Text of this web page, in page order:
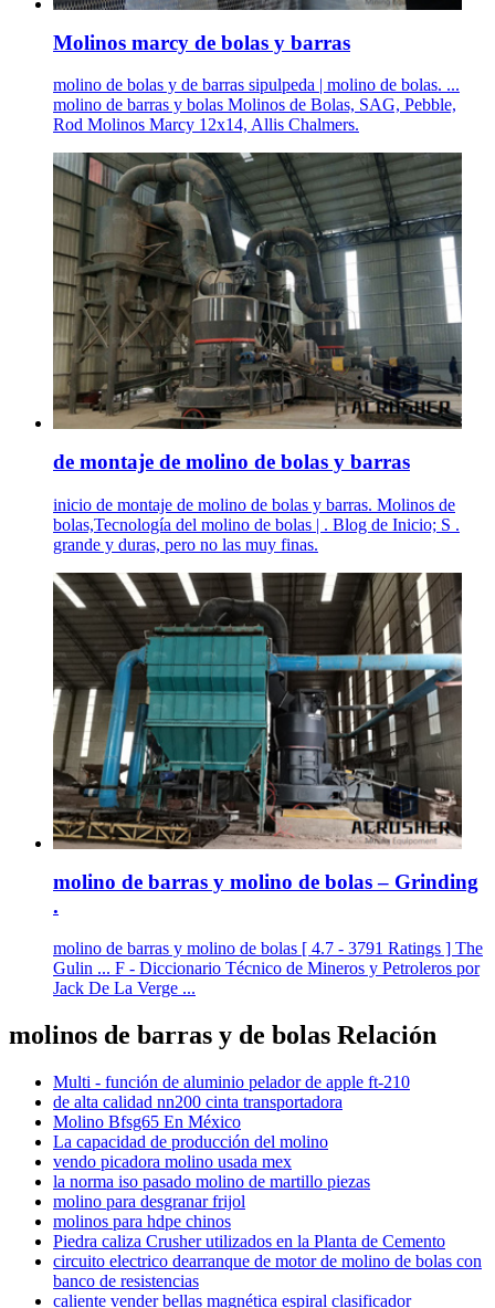
Molinos marcy de bolas y barras
molino de bolas y de barras sipulpeda | molino de bolas. ...
molino de barras y bolas Molinos de Bolas, SAG, Pebble,
Rod Molinos Marcy 12x14, Allis Chalmers.
de montaje de molino de bolas y barras
inicio de montaje de molino de bolas y barras. Molinos de
bolas,Tecnología del molino de bolas | . Blog de Inicio; S .
grande y duras, pero no las muy finas.
molino de barras y molino de bolas – Grinding
.
molino de barras y molino de bolas [ 4.7 - 3791 Ratings ] The
Gulin ... F - Diccionario Técnico de Mineros y Petroleros por
Jack De La Verge ...
molinos de barras y de bolas Relación
Multi - función de aluminio pelador de apple ft-210
de alta calidad nn200 cinta transportadora
Molino Bfsg65 En México
La capacidad de producción del molino
vendo picadora molino usada mex
la norma iso pasado molino de martillo piezas
molino para desgranar frijol
molinos para hdpe chinos
Piedra caliza Crusher utilizados en la Planta de Cemento
circuito electrico dearranque de motor de molino de bolas con
banco de resistencias
caliente vender bellas magnética espiral clasificador